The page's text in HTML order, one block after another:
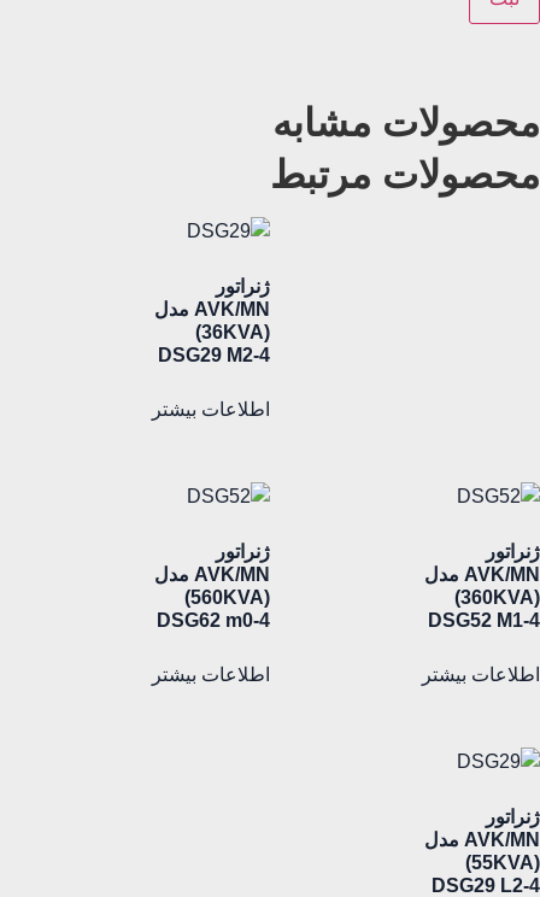
محصولات مشابه
محصولات مرتبط
ژنراتور
AVK/MN مدل
(36KVA)
DSG29 M2-4
اطلاعات بیشتر
ژنراتور
AVK/MN مدل
(360KVA)
DSG52 M1-4
اطلاعات بیشتر
ژنراتور
AVK/MN مدل
(560KVA)
DSG62 m0-4
اطلاعات بیشتر
ژنراتور
AVK/MN مدل
(55KVA)
DSG29 L2-4